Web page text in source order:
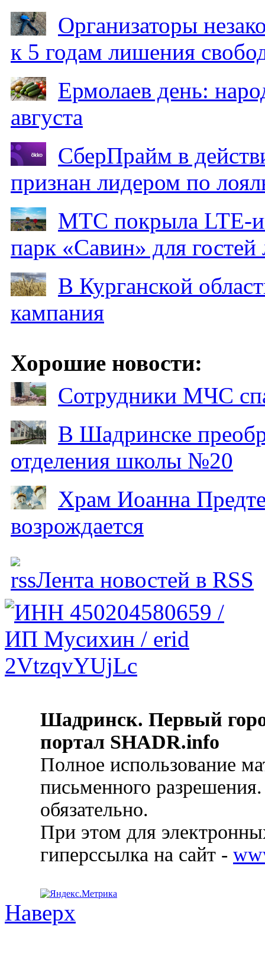
Организаторы
к 5 годам лишения
Ермолаев день:
августа
СберПрайм в
признан лидером по
МТС покрыла LTE-
парк «Савин» для гостей
В Курганской
кампания
Хорошие новости:
Сотрудники МЧС
В Шадринске
отделения школы №20
Храм Иоанна
возрождается
Лента новостей в RSS
Шадринск. Первый
портал SHADR.info
Полное использование
письменного
обязательно.
При этом для
гиперссылка на сайт -
Наверх